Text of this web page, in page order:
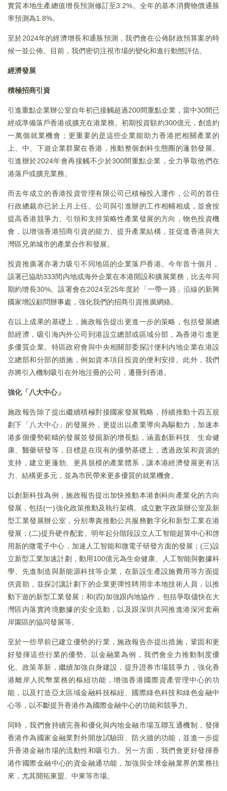
實質本地生產總值增長預測修訂至3.2%。全年的基本消費物價通脹
率預測為1.8%。
至於2024年的經濟增長和通脹預測，我們會在公佈財政預算案的時
候一並公佈。目前，我們密切注視市場的變化和進行動態評估。
經濟發展
積極招商引資
引進重點企業辦公室自年初已接觸超過200間重點企業，當中30間已
經或準備落戶香港或擴充在港業務。初期投資額約300億元，創造約
一萬個就業機會；更重要的是這些企業能助力香港把相關產業的
上、中、下遊企業群聚在香港，推動整個創科生態圈的蓬勃發展。
引進辦於2024年會再接觸不少於300間重點企業，全力爭取他們在
港落戶或擴充業務。
而去年成立的香港投資管理有限公司已積極投入運作，公司的首任
行政總裁亦已於上月上任。公司與引進辦的工作相輔相成，並會按
提高香港競爭力、引領和支持策略性產業發展的方向，物色投資機
會，以增強香港招商引資的能力、提升產業結構，並促進香港與大
灣區兄弟城市的產業合作和發展。
投資推廣署亦著力吸引不同地區的企業落戶香港。今年首十個月，
該署已協助333間内地或海外企業在本港開設和擴展業務，比去年同
期約增長30%。該署會在2024至25年度於「一帶一路」沿線的新興
國家增設顧問辦事處，強化我們的招商引資推廣網絡。
在以上成果的基礎上，施政報告提出更進一步的策略，包括發展總
部經濟，吸引海内外公司到港設立總部或區域分部，為香港引進更
多優質企業。特區政府會與中央相關部委探討便利内地企業在港設
立總部和分部的措施，例如資本項目投資的便利安排。此外，我們
亦將引入機制吸引在外地注冊的公司，遷冊到香港。
強化「八大中心」
施政報告除了提出繼續積極對接國家發展戰略，持續推動十四五規
劃下「八大中心」的發展外，更提出以產業導向為驅動力，加速本
港多個優勢範疇的發展並發掘新的增長點，涵蓋創新科技、生命健
康、醫藥研發等，目標是在現有的優勢基礎上，透過政策和資源的
支持，建立更蓬勃、更具規模的產業體系，讓本港經濟發展更有活
力、結構更多元，並為市民帶來更多優質的就業機會。
以創新科技為例，施政報告提出加快推動本港創科向產業化的方向
發展，包括(一)強化政策推動及執行架構。成立數字政策辦公室及新
型工業發展辦公室，分别專責推動公共服務數字化和新型工業在港
發展；(二)提升硬件配套。明年起分階段設立人工智能超算中心和啓
用新的微電子中心，加速人工智能和微電子研發方面的發展；(三)設
立新型工業加速計劃，動用100億元為生命健康、人工智能與數據科
學、先進制造與新能源科技等企業，在新設生產設施費用等方面提
供資助，並探討讓計劃下的企業更彈性聘用非本地技術人員，以推
動下遊的新型工業發展；和(四)加強跟内地協作，包括爭取儘快在大
灣區内落實跨境數據的安全流動，以及跟深圳共同推進港深河套兩
岸園區的協同發展等。
至於一些早前已建立優勢的行業，施政報告亦提出措施，鞏固和更
好發揮這些行業的優勢。以金融業為例，我們會全力推動制度優
化、政策革新，繼續加強自身建設，提升證券市場競爭力，強化香
港離岸人民幣業務的樞紐功能，增強香港國際資產管理中心的功
能，以及打造亞太區域金融科技樞紐、國際綠色科技和綠色金融中
心等，以不斷提升香港作為國際金融中心的功能和競爭力。
同時，我們會持續完善和優化與内地金融市場互聯互通機制，發揮
香港作為國家金融業對外開放試驗田、防火牆的功能，並進一步提
升香港金融市場的流動性和吸引力。另一方面，我們會更好發揮香
港作國際金融中心的資金融通功能，加強與全球金融業界的業務往
來，尤其開拓東盟、中東等市場。